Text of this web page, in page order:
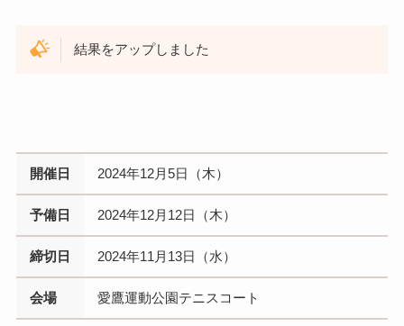
結果をアップしました
開催日 2024年12月5日（木）
予備日 2024年12月12日（木）
締切日 2024年11月13日（水）
会場 愛鷹運動公園テニスコート